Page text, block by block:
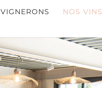
VIGNERONS NOS VINS